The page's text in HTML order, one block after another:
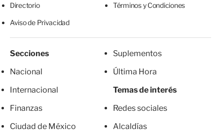
Directorio Términos y Condiciones
Aviso de Privacidad
Secciones
Nacional
Internacional
Finanzas
Ciudad de México
Suplementos
Última Hora
Temas de interés
Redes sociales
Alcaldías